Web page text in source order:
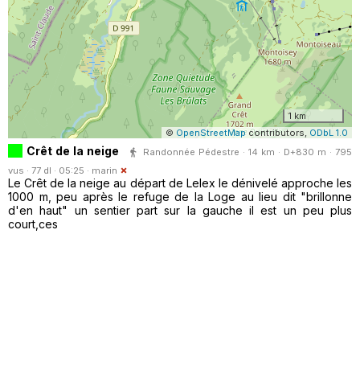
1 km
© OpenStreetMapcontributors, ODbL 1.0
Crêt de la neige
Randonnée Pédestre · 14 km · D+830 m · 795
vus · 77 dl · 05:25 · marin
Le Crêt de la neige au départ de Lelex le dénivelé approche les
1000 m, peu après le refuge de la Loge au lieu dit "brillonne
d'en haut" un sentier part sur la gauche il est un peu plus
court,ces